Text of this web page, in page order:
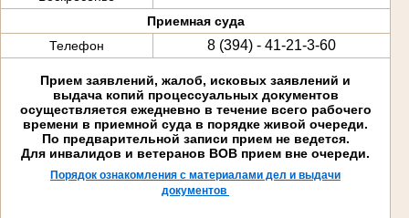
Приемная суда
Телефон
8 (394) - 41-21-3-60
Прием заявлений, жалоб, исковых заявлений и
выдача копий процессуальных документов
осуществляется ежедневно в течение всего рабочего
времени в приемной суда в порядке живой очереди.
По предварительной записи прием не ведется.
Для инвалидов и ветеранов ВОВ прием вне очереди.
Порядок ознакомления с материалами дел и выдачи
документов